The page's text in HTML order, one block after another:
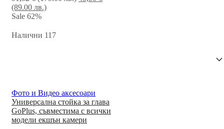
(89.00 лв.)
Sale 62%
Налични 117
Фото и Видео аксесоари
Универсална стойка за глава
GoPlus, съвместима с всички
модели екшън камери